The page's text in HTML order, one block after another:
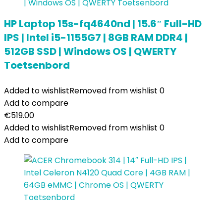
HP Laptop 15s-fq4640nd | 15.6″ Full-HD
IPS | Intel i5-1155G7 | 8GB RAM DDR4 |
512GB SSD | Windows OS | QWERTY
Toetsenbord
Added to wishlistRemoved from wishlist 0
Add to compare
€519.00
Added to wishlistRemoved from wishlist 0
Add to compare